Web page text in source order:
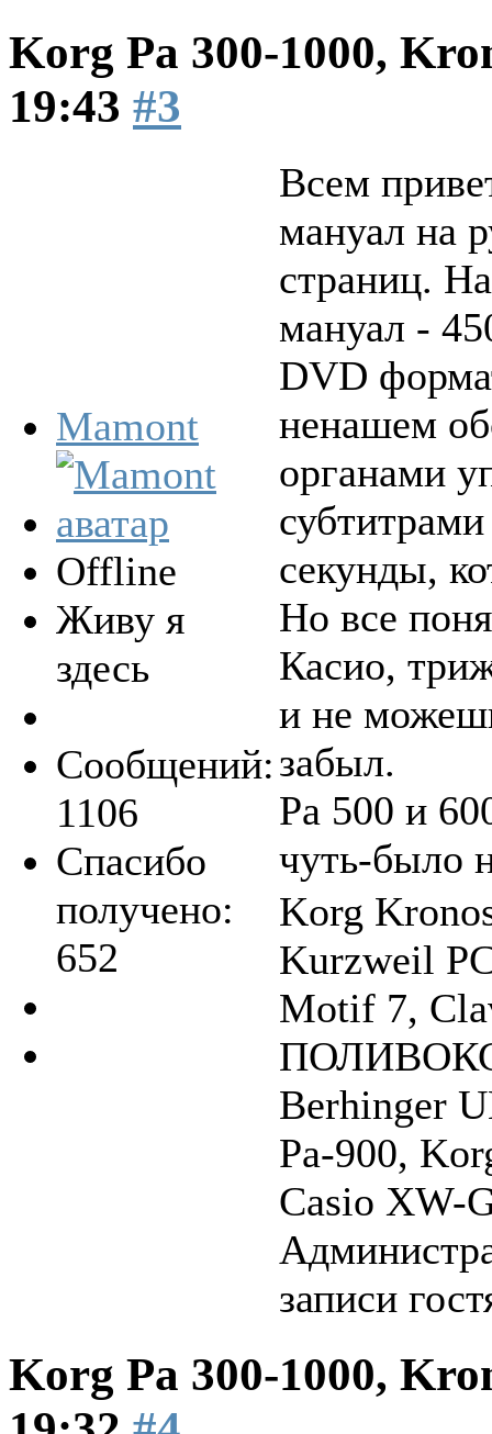
Korg Pa 300-1000,
19:43 #3
Mamont
Offline
Живу я
здесь
Сообщений:
1106
Спасибо
получено:
652
Всем
мануал на
страниц.
мануал -
DVD
ненашем
органами
секунды,
Но все
Касио,
и не
забыл.
Ра 500 и
чуть-было
Korg
Kurzweil
Motif 7,
ПОЛИВОКС,
Berhinger
Pa-900,
Casio XW-
записи
Korg Pa 300-1000,